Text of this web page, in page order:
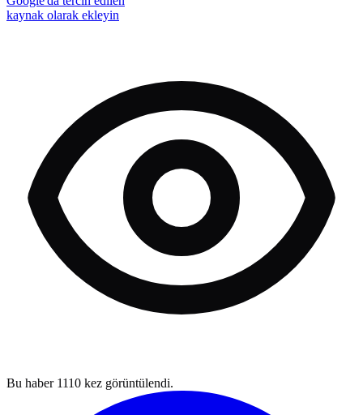
kaynak olarak ekleyin
Bu haber 1110 kez görüntülendi.